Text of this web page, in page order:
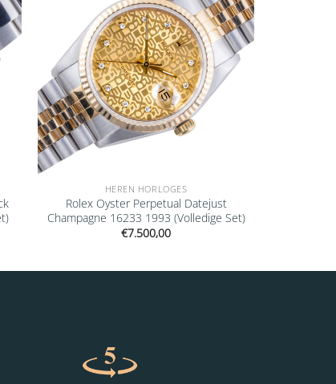
HEREN HORLOGES
Rolex Oyster Perpetual Datejust
Champagne 16233 1993 (Volledige Set)
€7.500,00